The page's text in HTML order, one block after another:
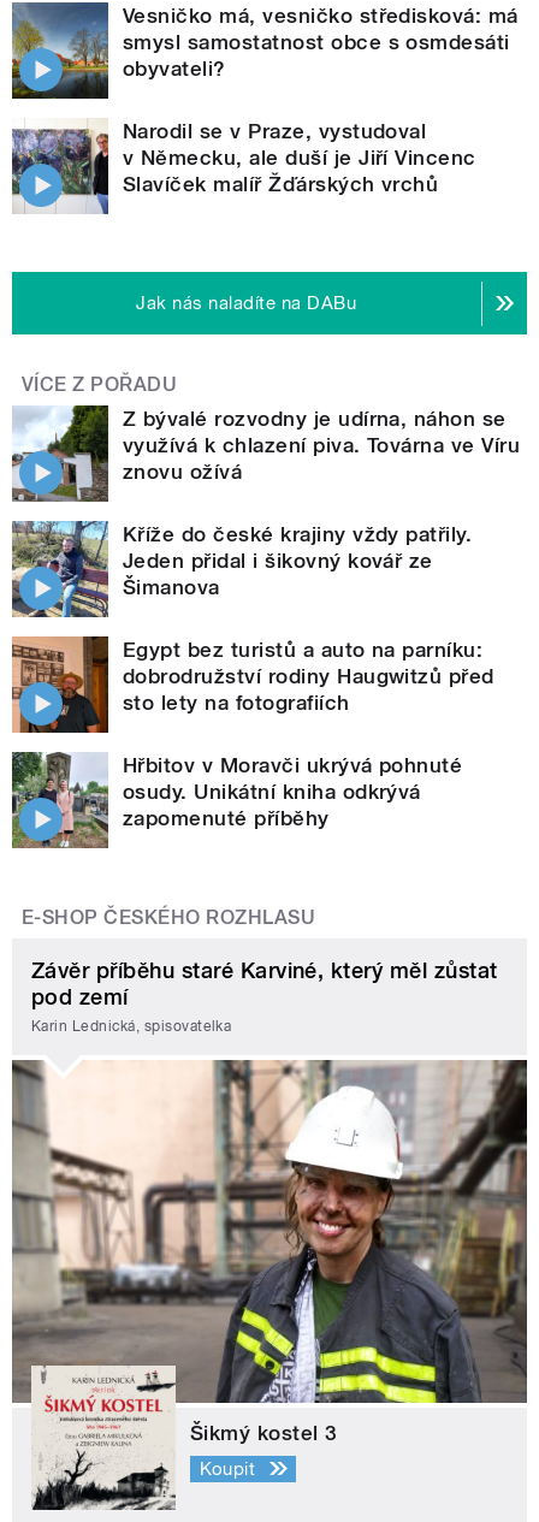
Vesničko má, vesničko středisková: má
smysl samostatnost obce s osmdesáti
obyvateli?
Narodil se v Praze, vystudoval
v Německu, ale duší je Jiří Vincenc
Slavíček malíř Žďárských vrchů
Jak nás naladíte na DABu
VÍCE Z POŘADU
Z bývalé rozvodny je udírna, náhon se
využívá k chlazení piva. Továrna ve Víru
znovu ožívá
Kříže do české krajiny vždy patřily.
Jeden přidal i šikovný kovář ze
Šimanova
Egypt bez turistů a auto na parníku:
dobrodružství rodiny Haugwitzů před
sto lety na fotografiích
Hřbitov v Moravči ukrývá pohnuté
osudy. Unikátní kniha odkrývá
zapomenuté příběhy
E-SHOP ČESKÉHO ROZHLASU
Závěr příběhu staré Karviné, který měl zůstat
pod zemí
Karin Lednická, spisovatelka
Šikmý kostel 3
Koupit